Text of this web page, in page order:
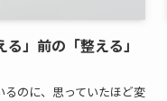
」前の「整える」
のに、思っていたほど変